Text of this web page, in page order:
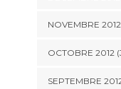
NOVEMBRE 2012
OCTOBRE 2012
SEPTEMBRE